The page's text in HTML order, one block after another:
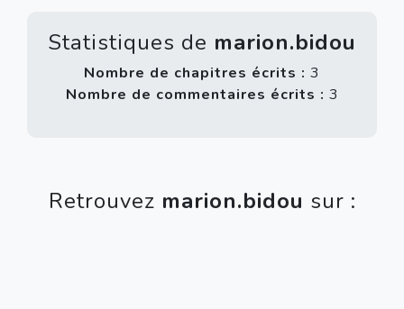
Statistiques de marion.bidou
Nombre de chapitres écrits : 3
Nombre de commentaires écrits : 3
Retrouvez marion.bidou sur :